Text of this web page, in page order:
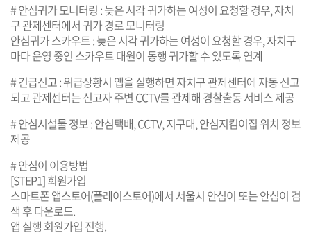
# 안심귀가 모니터링 : 늦은 시각 귀가하는 여성이 요청할 경우, 자치
구 관제센터에서 귀가 경로 모니터링
안심귀가 스카우트 : 늦은 시각 귀가하는 여성이 요청할 경우, 자치구
마다 운영 중인 스카우트 대원이 동행 귀가할 수 있도록 연계
# 긴급신고 : 위급상황시 앱을 실행하면 자치구 관제센터에 자동 신고
되고 관제센터는 신고자 주변 CCTV를 관제해 경찰출동 서비스 제공
# 안심시설물 정보 : 안심택배, CCTV, 지구대, 안심지킴이집 위치 정보
제공
# 안심이 이용방법
[STEP1] 회원가입
스마트폰 앱스토어(플레이스토어)에서 서울시 안심이 또는 안심이 검
색 후 다운로드.
앱 실행 회원가입 진행.